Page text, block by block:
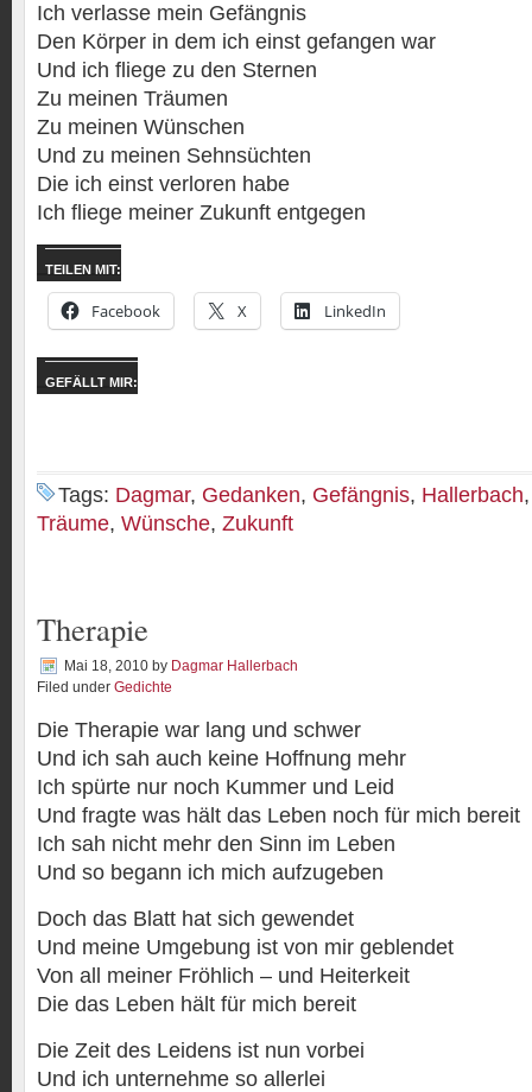
Ich verlasse mein Gefängnis
Den Körper in dem ich einst gefangen war
Und ich fliege zu den Sternen
Zu meinen Träumen
Zu meinen Wünschen
Und zu meinen Sehnsüchten
Die ich einst verloren habe
Ich fliege meiner Zukunft entgegen
TEILEN MIT:
Facebook X LinkedIn
GEFÄLLT MIR:
Tags: Dagmar, Gedanken, Gefängnis, Hallerbach
Träume, Wünsche, Zukunft
Therapie
Mai 18, 2010 by Dagmar Hallerbach
Filed under Gedichte
Die Therapie war lang und schwer
Und ich sah auch keine Hoffnung mehr
Ich spürte nur noch Kummer und Leid
Und fragte was hält das Leben noch für mich bereit
Ich sah nicht mehr den Sinn im Leben
Und so begann ich mich aufzugeben
Doch das Blatt hat sich gewendet
Und meine Umgebung ist von mir geblendet
Von all meiner Fröhlich – und Heiterkeit
Die das Leben hält für mich bereit
Die Zeit des Leidens ist nun vorbei
Und ich unternehme so allerlei